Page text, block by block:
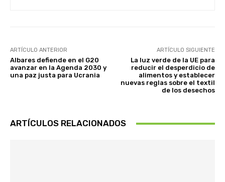
ARTÍCULO ANTERIOR
Albares defiende en el G20
avanzar en la Agenda 2030 y
una paz justa para Ucrania
ARTÍCULO SIGUIENTE
La luz verde de la UE para
reducir el desperdicio de
alimentos y establecer
nuevas reglas sobre el textil
de los desechos
ARTÍCULOS RELACIONADOS